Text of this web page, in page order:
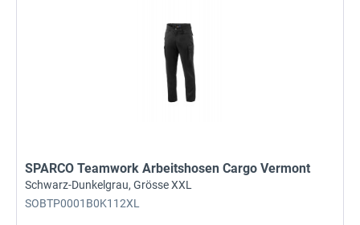
SPARCO Teamwork Arbeitshosen Cargo Vermont
Schwarz-Dunkelgrau, Grösse XXL
SOBTP0001B0K112XL